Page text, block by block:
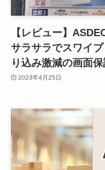
【レビュー】
サラサラでスワイ
り込み激減の画面
2023年4月25日